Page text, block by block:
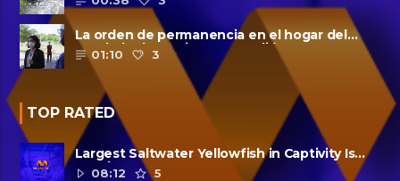
La orden de permanencia en el hogar del
condado de Harris se extendió......
01:10 3
TOP RATED
Largest Saltwater Yellowfish in Captivity Is
Dead
08:12 5